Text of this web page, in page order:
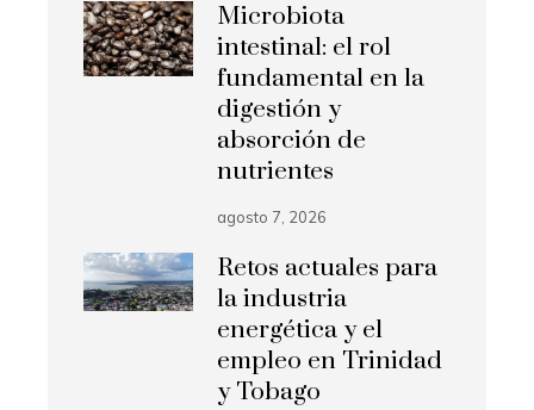
Microbiota
intestinal: el rol
fundamental en la
digestión y
absorción de
nutrientes
agosto 7, 2026
Retos actuales para
la industria
energética y el
empleo en Trinidad
y Tobago